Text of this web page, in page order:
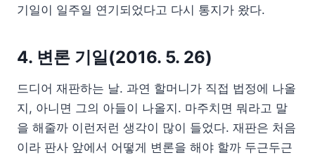
기일이 일주일 연기되었다고 다시 통지가 왔다.
4. 변론 기일(2016. 5. 26)
드디어 재판하는 날. 과연 할머니가 직접 법정에 나올
지, 아니면 그의 아들이 나올지. 마주치면 뭐라고 말
을 해줄까 이런저런 생각이 많이 들었다. 재판은 처음
이라 판사 앞에서 어떻게 변론을 해야 할까 두근두근